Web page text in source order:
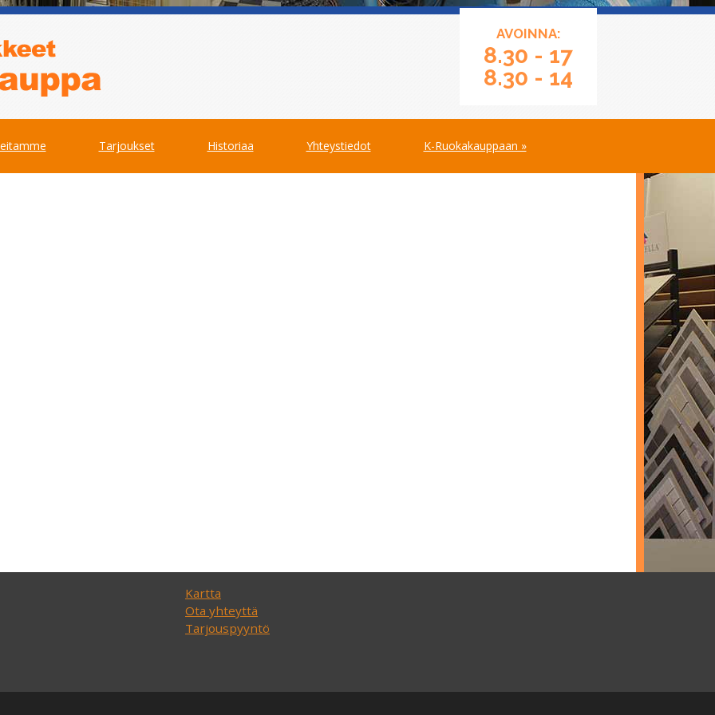
AVOINNA:
8.30 - 17
8.30 - 14
Tarjoukset Historiaa Yhteystiedot K-Ruokakauppaan »
Kartta
Ota yhteyttä
Tarjouspyyntö